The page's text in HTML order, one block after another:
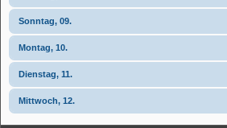
Sonntag, 09.
Montag, 10.
Dienstag, 11.
Mittwoch, 12.